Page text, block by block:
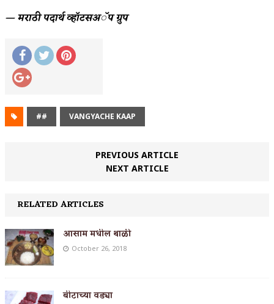
— मराठी पदार्थ व्हॉटसअॅप ग्रुप
## VANGYACHE KAAP
PREVIOUS ARTICLE
NEXT ARTICLE
RELATED ARTICLES
आसाम मधील थाळी
October 26, 2018
बीटाच्या वड्या